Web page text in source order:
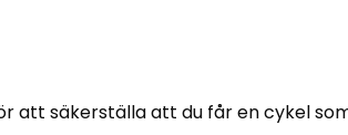
att säkerställa att du får en cykel